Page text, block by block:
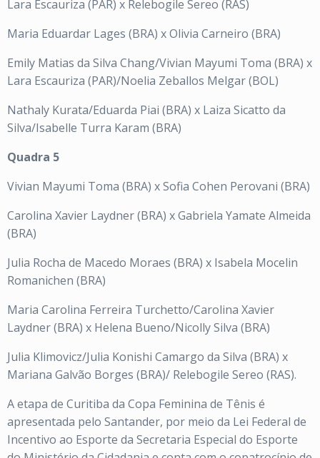
Lara Escauriza (PAR) x Relebogile Sereo (RAS)
Maria Eduardar Lages (BRA) x Olivia Carneiro (BRA)
Emily Matias da Silva Chang/Vivian Mayumi Toma (BRA) x
Lara Escauriza (PAR)/Noelia Zeballos Melgar (BOL)
Nathaly Kurata/Eduarda Piai (BRA) x Laiza Sicatto da
Silva/Isabelle Turra Karam (BRA)
Quadra 5
Vivian Mayumi Toma (BRA) x Sofia Cohen Perovani (BRA)
Carolina Xavier Laydner (BRA) x Gabriela Yamate Almeida
(BRA)
Julia Rocha de Macedo Moraes (BRA) x Isabela Mocelin
Romanichen (BRA)
Maria Carolina Ferreira Turchetto/Carolina Xavier
Laydner (BRA) x Helena Bueno/Nicolly Silva (BRA)
Julia Klimovicz/Julia Konishi Camargo da Silva (BRA) x
Mariana Galvão Borges (BRA)/ Relebogile Sereo (RAS).
A etapa de Curitiba da Copa Feminina de Tênis é
apresentada pelo Santander, por meio da Lei Federal de
Incentivo ao Esporte da Secretaria Especial do Esporte